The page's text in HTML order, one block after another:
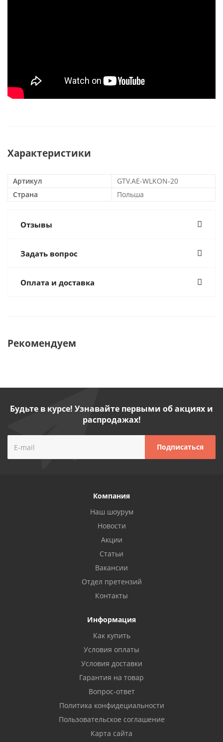
Характеристики
Артикул
GTV.AE-WLKON-20
Страна
Польша
Отзывы
Задать вопрос
Оплата и доставка
Рекомендуем
Будьте в курсе! Узнавайте первыми об акциях и
распродажах!
Компания
Наш шоурум
Новости
Акции
Статьи
Вакансии
Отдел претензий
Контакты
Информация
Как купить
Условия оплаты
Условия доставки
Гарантия на товар
Вопрос-ответ
Политика конфидециальности
Пользовательское соглашение
Карта сайта